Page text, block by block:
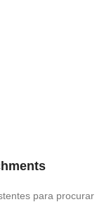
para procurar